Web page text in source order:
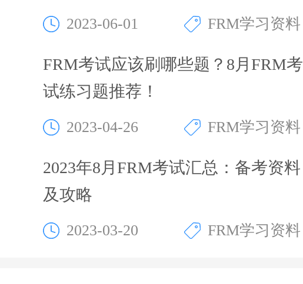
2023-06-01 FRM学习资料
FRM考试应该刷哪些题？8月FRM考
试练习题推荐！
2023-04-26 FRM学习资料
2023年8月FRM考试汇总：备考资料
及攻略
2023-03-20 FRM学习资料